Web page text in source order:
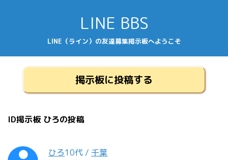
LINE BBS
LINE（ライン）の友達募集掲示板へようこそ
掲示板に投稿する
ID掲示板 ひろの投稿
ひろ10代 / 千葉